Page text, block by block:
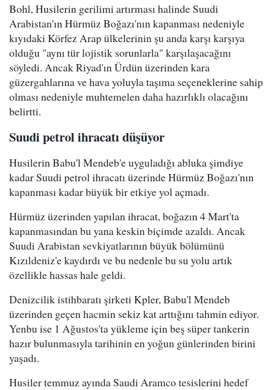
Bohl, Husilerin gerilimi artırması halinde Suudi
Arabistan'ın Hürmüz Boğazı'nın kapanması nedeniyle
kıyıdaki Körfez Arap ülkelerinin şu anda karşı karşıya
olduğu "aynı tür lojistik sorunlarla" karşılaşacağını
söyledi. Ancak Riyad'ın Ürdün üzerinden kara
güzergahlarına ve hava yoluyla taşıma seçeneklerine sahip
olması nedeniyle muhtemelen daha hazırlıklı olacağını
belirtti.
Suudi petrol ihracatı düşüyor
Husilerin Babu'l Mendeb'e uyguladığı abluka şimdiye
kadar Suudi petrol ihracatı üzerinde Hürmüz Boğazı'nın
kapanması kadar büyük bir etkiye yol açmadı.
Hürmüz üzerinden yapılan ihracat, boğazın 4 Mart'ta
kapanmasından bu yana keskin biçimde azaldı. Ancak
Suudi Arabistan sevkiyatlarının büyük bölümünü
Kızıldeniz'e kaydırdı ve bu nedenle bu su yolu artık
özellikle hassas hale geldi.
Denizcilik istihbaratı şirketi Kpler, Babu'l Mendeb
üzerinden geçen hacmin sekiz kat arttığını tahmin ediyor.
Yenbu ise 1 Ağustos'ta yükleme için beş süper tankerin
hazır bulunmasıyla tarihinin en yoğun günlerinden birini
yaşadı.
Husiler temmuz ayında Saudi Aramco tesislerini hedef